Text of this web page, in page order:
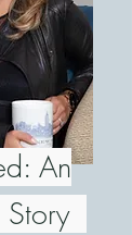
An
Story